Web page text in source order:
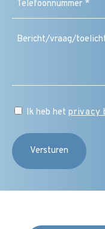
Ik heb het privacy